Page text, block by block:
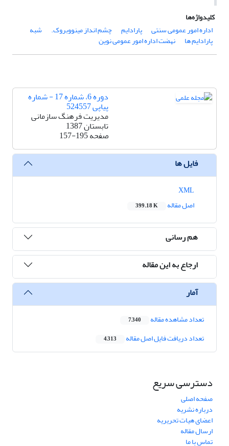
کلیدواژه‌ها
اداره امور عمومی سنتی
پارادایم چشم انداز مینووبروک. شبه
پارادایم ها نهضت اداره امور عمومی نوین
دوره 6، شماره 17 - شماره
پیاپی 524557
مدیریت فرهنگ سازمانی
تابستان 1387
صفحه157-195
فایل ها
اصل مقاله
399.18 K
هم رسانی
ارجاع به این مقاله
آمار
تعداد مشاهده مقاله 7,340
تعداد دریافت فایل اصل مقاله 4,313
دسترسی سریع
صفحه اصلی
درباره نشریه
اعضای هیات تحریریه
ارسال مقاله
تماس با ما